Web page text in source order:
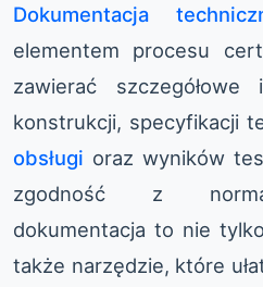
Dokumentacja
elementem procesu
zawierać
konstrukcji, specyfikacji
obsługi oraz wyników
zgodność z
dokumentacja to nie
także narzędzie, które